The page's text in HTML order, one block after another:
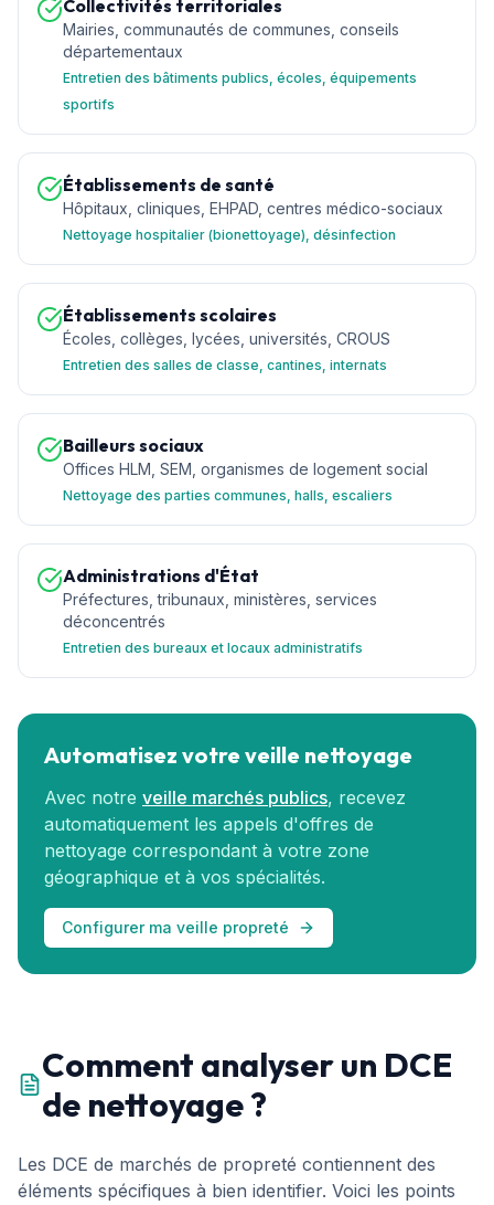
Collectivités territoriales
Mairies, communautés de communes, conseils
départementaux
Entretien des bâtiments publics, écoles, équipements
sportifs
Établissements de santé
Hôpitaux, cliniques, EHPAD, centres médico-sociaux
Nettoyage hospitalier (bionettoyage), désinfection
Établissements scolaires
Écoles, collèges, lycées, universités, CROUS
Entretien des salles de classe, cantines, internats
Bailleurs sociaux
Offices HLM, SEM, organismes de logement social
Nettoyage des parties communes, halls, escaliers
Administrations d'État
Préfectures, tribunaux, ministères, services
déconcentrés
Entretien des bureaux et locaux administratifs
Automatisez votre veille nettoyage
Avec notre veille marchés publics, recevez
automatiquement les appels d'offres de
nettoyage correspondant à votre zone
géographique et à vos spécialités.
Configurer ma veille propreté
Comment analyser un DCE
de nettoyage ?
Les DCE de marchés de propreté contiennent des
éléments spécifiques à bien identifier. Voici les points